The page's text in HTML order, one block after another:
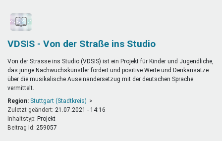
VDSIS - Von der Straße ins Studio
Von der Strasse ins Studio (VDSIS) ist ein Projekt für Kinder und Jugendliche,
das junge Nachwuchskünstler fördert und positive Werte und Denkansätze
über die musikalische Auseinandersetzug mit der deutschen Sprache
vermittelt.
Region: Stuttgart (Stadtkreis)
Zuletzt geändert: 21.07.2021 - 14:16
Inhaltstyp:
projekt
Beitrag Id: 259057